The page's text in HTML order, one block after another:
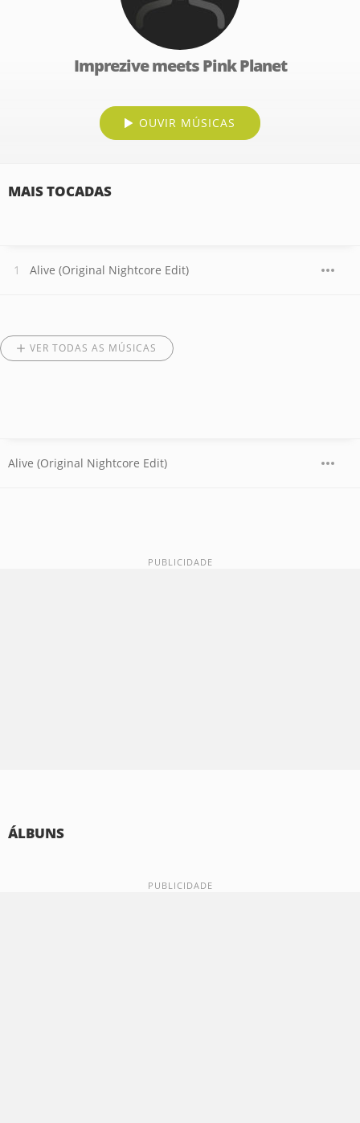
Imprezive meets Pink Planet
OUVIR MÚSICAS
MAIS TOCADAS
Alive (Original Nightcore Edit)
VER TODAS AS MÚSICAS
Alive (Original Nightcore Edit)
ÁLBUNS